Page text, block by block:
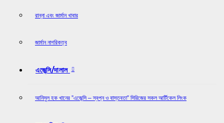
রান্না এবং জার্মান খাবার
জার্মান নাগরিকত্ব
এজেন্সি/দালাল
আনিসুল হক খানের ”এজেন্সি – স্বপ্ন ও বাস্তবতা” সিরিজের সকল আর্টিকেল লিংক